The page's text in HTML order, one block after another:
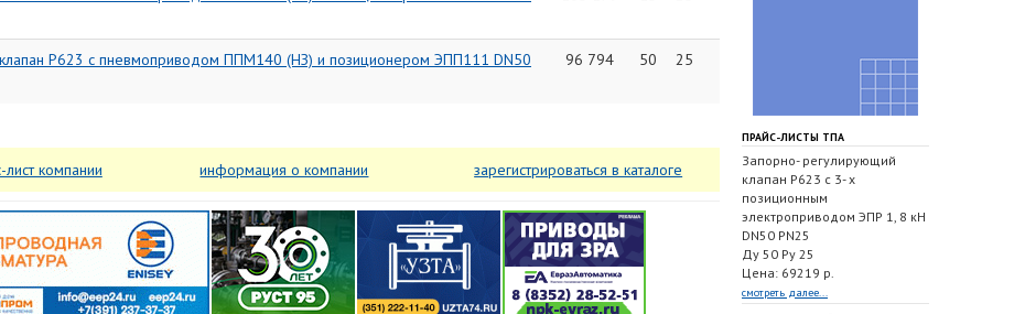
Р623 с пневмоприводом ППМ140 (НЗ) и позиционером ЭПП111 DN50
96 794 50 25
лист компании информация о компании зарегистрироваться в каталоге
ПРАЙС-ЛИСТЫ ТПА
Запорно- регулирующий
клапан Р623 с 3- х
позиционным
электроприводом ЭПР 1, 8 кН
DN50 PN25
Ду 50 Ру 25
Цена: 69219 р.
смотреть далее...